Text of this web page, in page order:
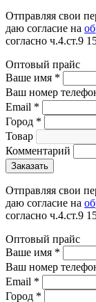
Отправляя свои
даю согласие на
согласно ч.4.ст.9
Оптовый прайс
Ваше имя *
Ваш номер
Email *
Город *
Товар
Комментарий
Отправляя свои
даю согласие на
согласно ч.4.ст.9
Оптовый прайс
Ваше имя *
Ваш номер
Email *
Город *